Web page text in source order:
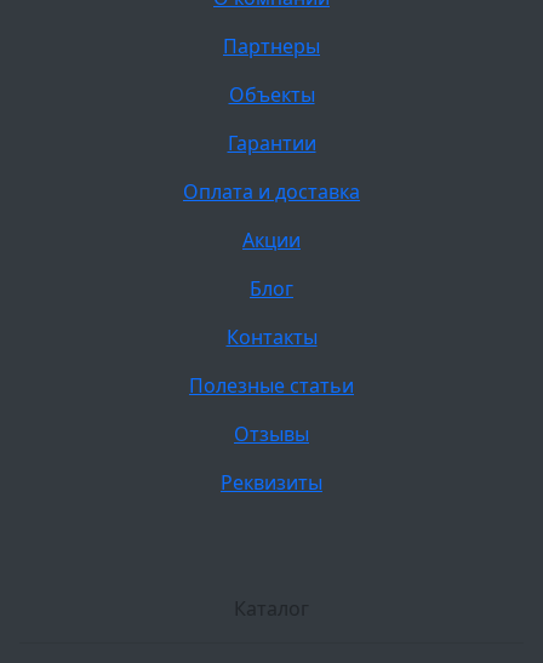
Партнеры
Объекты
Гарантии
Оплата и доставка
Акции
Блог
Контакты
Полезные статьи
Отзывы
Реквизиты
Каталог